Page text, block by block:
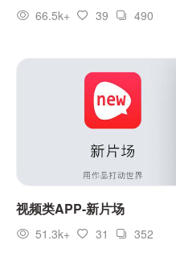
66.5k+ 39 490
视频类APP-新片场
51.3k+ 31 352